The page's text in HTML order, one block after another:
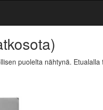
puolelta nähtynä.